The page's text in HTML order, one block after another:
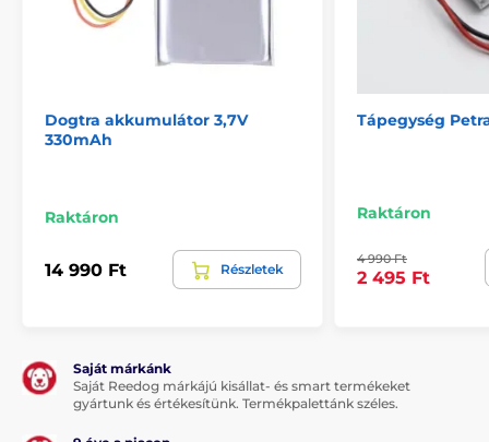
Dogtra akkumulátor 3,7V
330mAh
Raktáron
14 990 Ft Részletek
Tápegység
Raktáron
4 990 Ft
2 495 Ft
Saját márkánk
Saját Reedog márkájú kisállat- és smart termékeket
gyártunk és értékesítünk. Termékpalettánk széles.